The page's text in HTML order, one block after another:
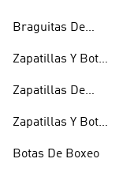
Hombro
Braguitas De
Zapatillas Y Botas
Zapatillas De
Zapatillas Y Botas
Botas De Boxeo